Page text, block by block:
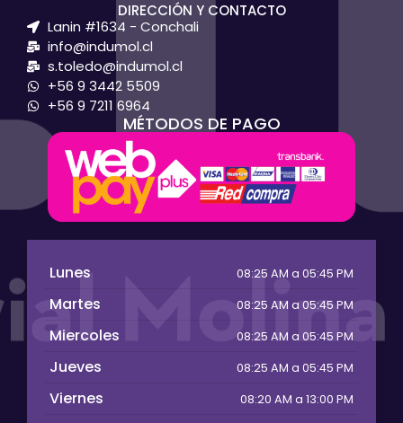
DIRECCIÓN Y CONTACTO
Lanin #1634 - Conchali
info@indumol.cl
s.toledo@indumol.cl
+56 9 3442 5509
+56 9 7211 6964
MÉTODOS DE PAGO
Lunes 08:25 AM a 05:45 PM
Martes 08:25 AM a 05:45 PM
Miercoles 08:25 AM a 05:45 PM
Jueves 08:25 AM a 05:45 PM
Viernes 08:20 AM a 13:00 PM